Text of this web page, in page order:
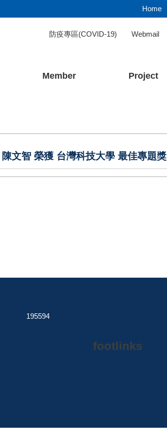
Home
防疫專區(COVID-19) Webmail
Member Project
文智 榮獲 台灣科技大學 最佳專題獎
195594
footlinks